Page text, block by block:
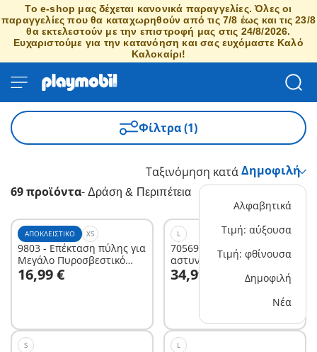
Το e-shop μας δέχεται κανονικά παραγγελίες. Όλες οι
παραγγελίες που θα καταχωρηθούν από τις 7/8 έως και τις 23/8
θα εκτελεστούν με την επιστροφή μας στις 24/8/2026.
Ευχαριστούμε για την κατανόηση και σας ευχόμαστε Καλό
Καλοκαίρι!
Φίλτρα (1)
69 προϊόντα- Δράση & Περιπέτεια
Ταξινόμηση κατά
Αλφαβητικά
Τιμή: αύξουσα
Τιμή: φθίνουσα
Δημοφιλή
Νέα
ΑΠΟΚΛΕΙΣΤΙΚΌ XS
9803 - Επέκταση πύλης για
Μεγάλο Πυροσβεστικό
Σταθμό (9462)
16,99 €
Στο καλάθι
L
70569 - Εναέρια
αστυνομική καταδίωξη
34,99 €
Στο καλάθι
S L